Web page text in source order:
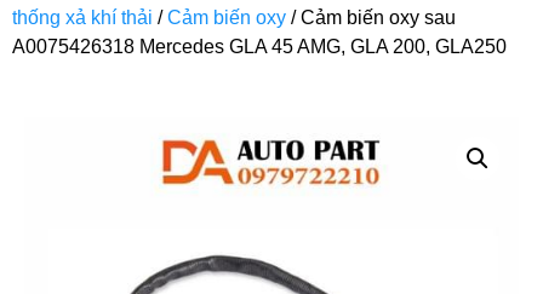
thống xả khí thải /Cảm biến oxy / Cảm biến oxy sau
A0075426318 Mercedes GLA 45 AMG, GLA 200, GLA250